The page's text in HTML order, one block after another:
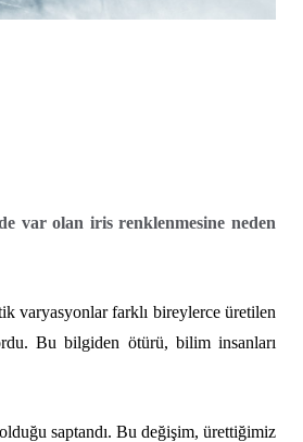
var olan iris renklenmesine neden
varyasyonlar farklı bireylerce üretilen
Bu bilgiden ötürü, bilim insanları
saptandı. Bu değişim, ürettiğimiz